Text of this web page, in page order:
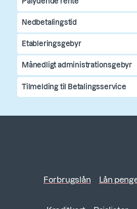
Nedbetalingstid
Etableringsgebyr
Månedligt administrationsgebyr
Tilmelding til Betalingsservice
Forbrugslån Lån